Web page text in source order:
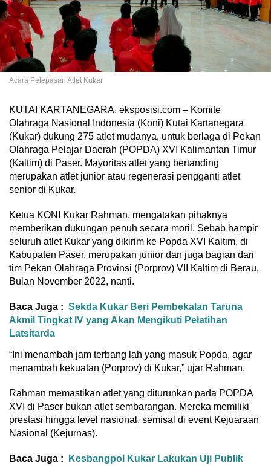
Acara Pelepasan Atlet Kukar
KUTAI KARTANEGARA, eksposisi.com – Komite
Olahraga Nasional Indonesia (Koni) Kutai Kartanegara
(Kukar) dukung 275 atlet mudanya, untuk berlaga di Pekan
Olahraga Pelajar Daerah (POPDA) XVI Kalimantan Timur
(Kaltim) di Paser. Mayoritas atlet yang bertanding
merupakan atlet junior atau regenerasi pengganti atlet
senior di Kukar.
Ketua KONI Kukar Rahman, mengatakan pihaknya
memberikan dukungan penuh secara moril. Sebab hampir
seluruh atlet Kukar yang dikirim ke Popda XVI Kaltim, di
Kabupaten Paser, merupakan junior dan juga bagian dari
tim Pekan Olahraga Provinsi (Porprov) VII Kaltim di Berau,
Bulan November 2022, nanti.
Baca Juga : Sekda Kukar Beri Pembekalan Taruna
Akmil Tingkat IV yang Akan Mengikuti Pelatihan
Latsitarda
“Ini menambah jam terbang lah yang masuk Popda, agar
menambah kekuatan (Porprov) di Kukar,” ujar Rahman.
Rahman memastikan atlet yang diturunkan pada POPDA
XVI di Paser bukan atlet sembarangan. Mereka memiliki
prestasi hingga level nasional, semisal di event Kejuaraan
Nasional (Kejurnas).
Baca Juga :
Kesbangpol Kukar Lakukan Uji Publik